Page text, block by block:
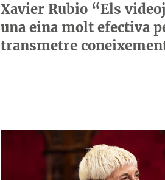
Xavier Rubio “Els
una eina molt efectiva
transmetre